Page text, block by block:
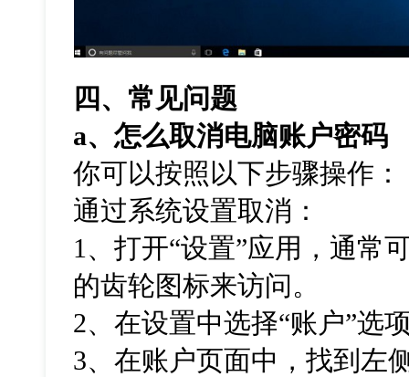
四、常见问题
a、怎么取消电脑账户密码
你可以按照以下步骤操作：
通过系统设置取消：
1 、打开“设置”应用，通常
的齿轮图标来访问。
2、在设置中选择“账户”选
3、在账户页面中，找到左